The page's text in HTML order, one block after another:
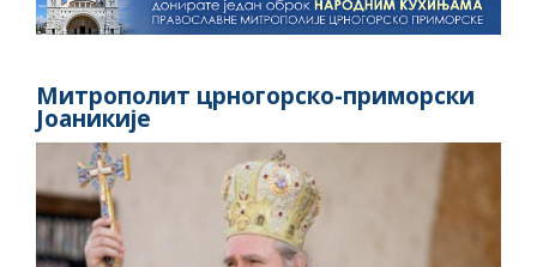
Митрополит црногорско-приморски
Јоаникије